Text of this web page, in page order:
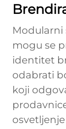
Modularni
mogu se
identitet
odabrati
koji